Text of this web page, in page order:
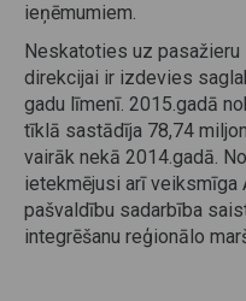
ieņēmumiem.
Neskatoties uz
direkcijai ir izdevies
gadu līmenī. 2015.gadā
tīklā sastādīja 78,74
vairāk nekā 2014.gadā.
ietekmējusi arī veiksmīga
pašvaldību sadarbība
integrēšanu reģionālo